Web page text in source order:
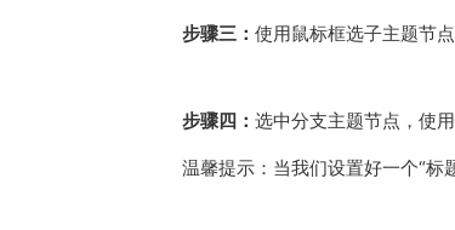
步骤三： 使用鼠标框选子主题节
步骤四： 选中分支主题节点，使
温馨提示：当我们设置好一个“标